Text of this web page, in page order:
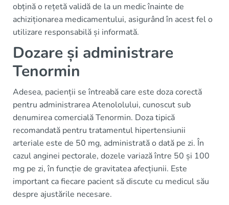
obțină o rețetă validă de la un medic înainte de
achiziționarea medicamentului, asigurând în acest fel o
utilizare responsabilă și informată.
Dozare și administrare
Tenormin
Adesea, pacienții se întreabă care este doza corectă
pentru administrarea Atenololului, cunoscut sub
denumirea comercială Tenormin. Doza tipică
recomandată pentru tratamentul hipertensiunii
arteriale este de 50 mg, administrată o dată pe zi. În
cazul anginei pectorale, dozele variază între 50 și 100
mg pe zi, în funcție de gravitatea afecțiunii. Este
important ca fiecare pacient să discute cu medicul său
despre ajustările necesare.